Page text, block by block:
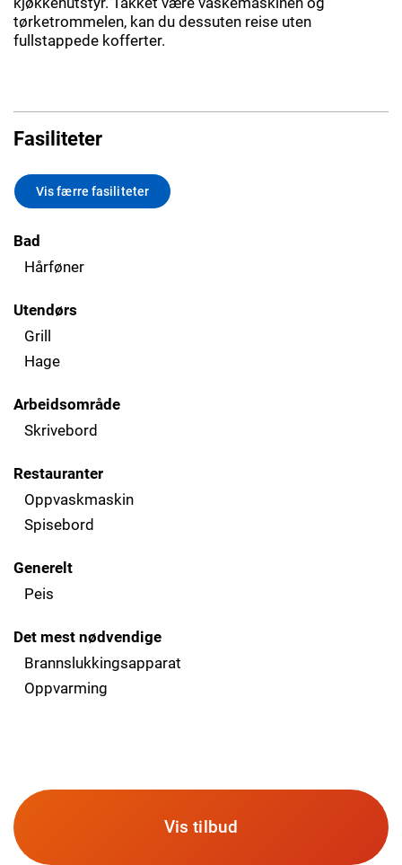
tørketrommelen, kan du dessuten reise uten
fullstappede kofferter.
Fasiliteter
Vis færre fasiliteter
Bad
Hårføner
Utendørs
Grill
Hage
Arbeidsområde
Skrivebord
Restauranter
Oppvaskmaskin
Spisebord
Generelt
Peis
Det mest nødvendige
Brannslukkingsapparat
Oppvarming
Vis tilbud